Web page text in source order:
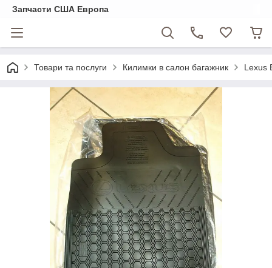
Запчасти США Европа
Товари та послуги Килимки в салон багажник Lexus